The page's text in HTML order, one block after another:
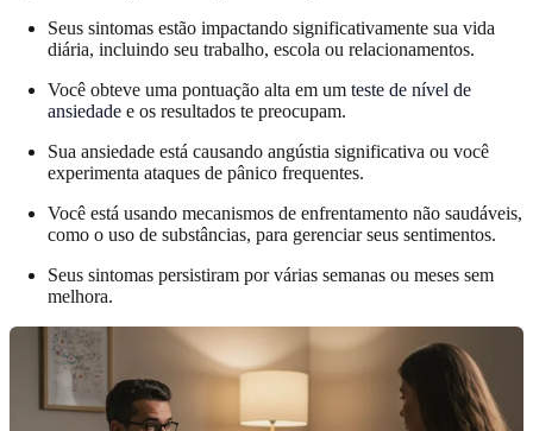
Seus sintomas estão impactando significativamente sua vida
diária, incluindo seu trabalho, escola ou relacionamentos.
Você obteve uma pontuação alta em um teste de nível de
ansiedade e os resultados te preocupam.
Sua ansiedade está causando angústia significativa ou você
experimenta ataques de pânico frequentes.
Você está usando mecanismos de enfrentamento não saudáveis,
como o uso de substâncias, para gerenciar seus sentimentos.
Seus sintomas persistiram por várias semanas ou meses sem
melhora.